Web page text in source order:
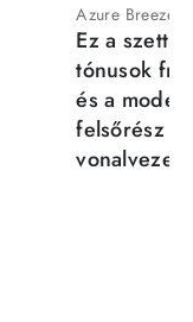
Azure Breeze
Ez a szett
tónusok
és a
felsőrész